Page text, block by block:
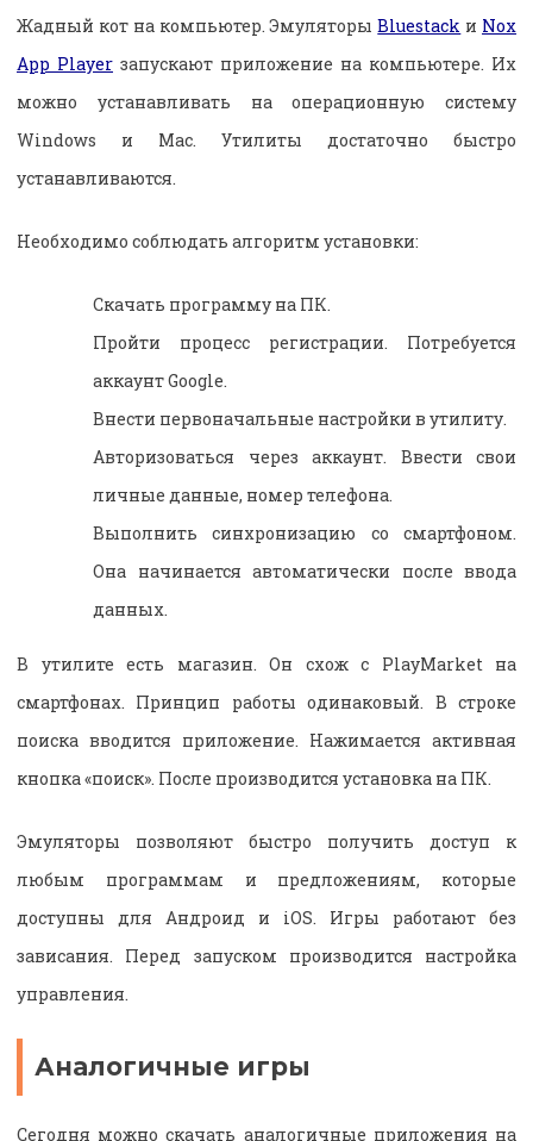
Жадный кот на компьютер. ЭмуляторыBluestack и Nox
App Player запускают приложение на компьютере. Их
можно устанавливать на операционную систему
Windows и Mac. Утилиты достаточно быстро
устанавливаются.
Необходимо соблюдать алгоритм установки:
Скачать программу на ПК.
Пройти процесс регистрации. Потребуется
аккаунт Google.
Внести первоначальные настройки в утилиту.
Авторизоваться через аккаунт. Ввести свои
личные данные, номер телефона.
Выполнить синхронизацию со смартфоном.
Она начинается автоматически после ввода
данных.
В утилите есть магазин. Он схож с PlayMarket на
смартфонах. Принцип работы одинаковый. В строке
поиска вводится приложение. Нажимается активная
кнопка «поиск». После производится установка на ПК.
Эмуляторы позволяют быстро получить доступ к
любым программам и предложениям, которые
доступны для Андроид и iOS. Игры работают без
зависания. Перед запуском производится настройка
управления.
Аналогичные игры
Сегодня можно скачать аналогичные приложения на